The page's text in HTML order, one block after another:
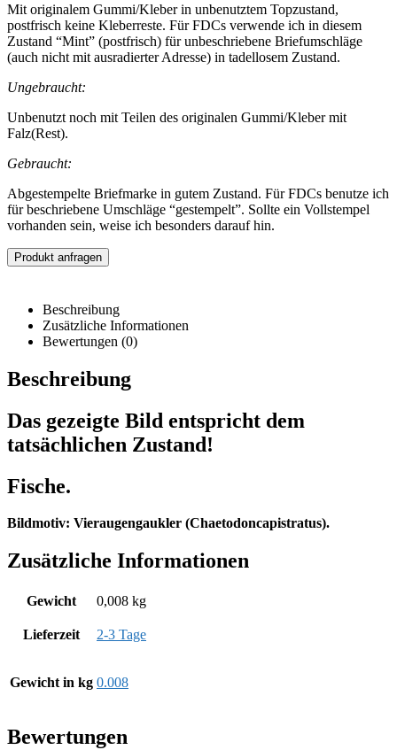
Mit originalem Gummi/Kleber in unbenutztem Topzustand,
postfrisch keine Kleberreste. Für FDCs verwende ich in diesem
Zustand “Mint” (postfrisch) für unbeschriebene Briefumschläge
(auch nicht mit ausradierter Adresse) in tadellosem Zustand.
Ungebraucht:
Unbenutzt noch mit Teilen des originalen Gummi/Kleber mit
Falz(Rest).
Gebraucht:
Abgestempelte Briefmarke in gutem Zustand. Für FDCs benutze ich
für beschriebene Umschläge “gestempelt”. Sollte ein Vollstempel
vorhanden sein, weise ich besonders darauf hin.
Produkt anfragen
Beschreibung
Zusätzliche Informationen
Bewertungen (0)
Beschreibung
Das gezeigte Bild entspricht dem
tatsächlichen Zustand!
Fische.
Bildmotiv: Vieraugengaukler (Chaetodoncapistratus).
Zusätzliche Informationen
Gewicht 0,008 kg
Lieferzeit 2-3 Tage
Gewicht in kg 0.008
Bewertungen